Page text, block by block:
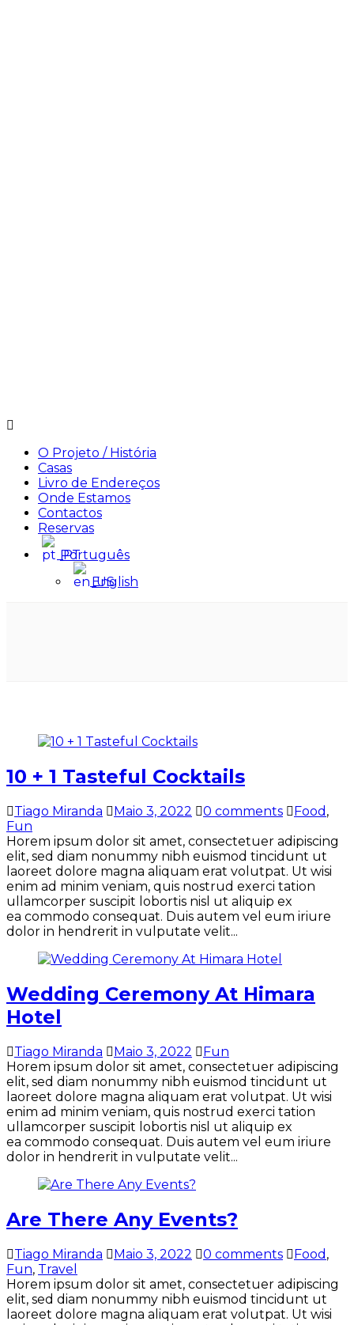
Menu
O Projeto / História
Casas
Livro de Endereços
Onde Estamos
Contactos
Reservas
Português
English
10 + 1 Tasteful Cocktails
Tiago Miranda Maio 3, 2022 0 comments Food ,
Fun
Horem ipsum dolor sit amet, consectetuer adipiscing
elit, sed diam nonummy nibh euismod tincidunt ut
laoreet dolore magna aliquam erat volutpat. Ut wisi
enim ad minim veniam, quis nostrud exerci tation
ullamcorper suscipit lobortis nisl ut aliquip ex
ea commodo consequat. Duis autem vel eum iriure
dolor in hendrerit in vulputate velit...
Wedding Ceremony At Himara
Hotel
Tiago Miranda Maio 3, 2022
Fun
Horem ipsum dolor sit amet, consectetuer adipiscing
elit, sed diam nonummy nibh euismod tincidunt ut
laoreet dolore magna aliquam erat volutpat. Ut wisi
enim ad minim veniam, quis nostrud exerci tation
ullamcorper suscipit lobortis nisl ut aliquip ex
ea commodo consequat. Duis autem vel eum iriure
dolor in hendrerit in vulputate velit...
Are There Any Events?
Tiago Miranda Maio 3, 2022 0 comments Food ,
Fun, Travel
Horem ipsum dolor sit amet, consectetuer adipiscing
elit, sed diam nonummy nibh euismod tincidunt ut
laoreet dolore magna aliquam erat volutpat. Ut wisi